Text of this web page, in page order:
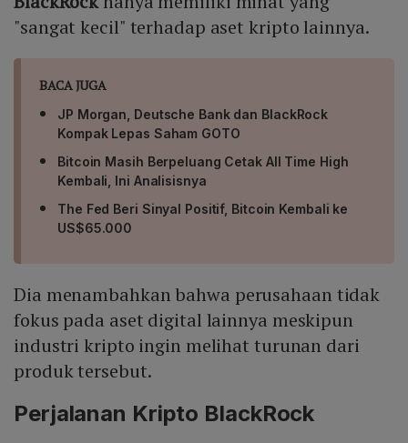
"sangat kecil" terhadap aset kripto lainnya.
BACA JUGA
JP Morgan, Deutsche Bank dan BlackRock
Kompak Lepas Saham GOTO
Bitcoin Masih Berpeluang Cetak All Time High
Kembali, Ini Analisisnya
The Fed Beri Sinyal Positif, Bitcoin Kembali ke
US$65.000
Dia menambahkan bahwa perusahaan tidak
fokus pada aset digital lainnya meskipun
industri kripto ingin melihat turunan dari
produk tersebut.
Perjalanan Kripto BlackRock